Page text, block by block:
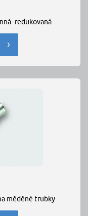
redukovaná
měděné trubky